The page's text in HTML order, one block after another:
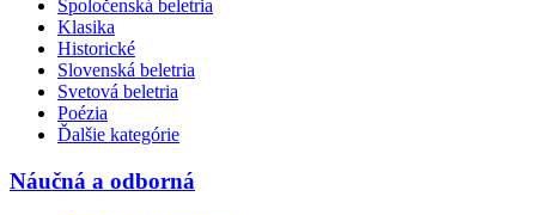
Spoločenská beletria
Klasika
Historické
Slovenská beletria
Svetová beletria
Poézia
Ďalšie kategórie
Náučná a odborná